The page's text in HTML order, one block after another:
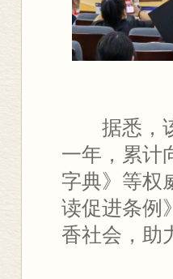
据悉，
一年，累计
字典》等权
读促进条例
香社会，助